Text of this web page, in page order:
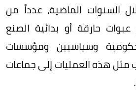
السنوات الماضية، عدداً من
حارقة أو بدائية الصنع
وسياسيين ومؤسسات
مثل هذه العمليات إلى جماعات